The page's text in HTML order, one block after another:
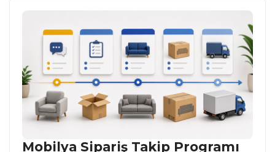
Mobilya Sipariş Takip Programı